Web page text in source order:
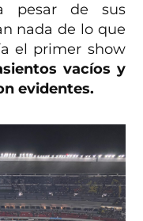
pesar de sus
nada de lo que
el primer show
vacíos y
evidentes.